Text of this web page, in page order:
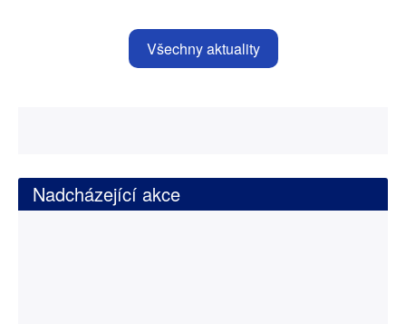
Všechny aktuality
Nadcházející akce